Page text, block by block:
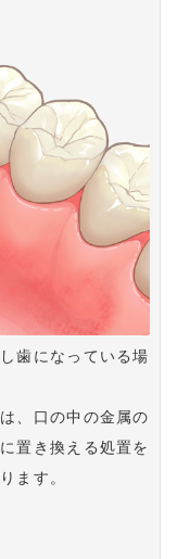
歯になっている場
、口の中の金属の
置き換える処置を
ます。